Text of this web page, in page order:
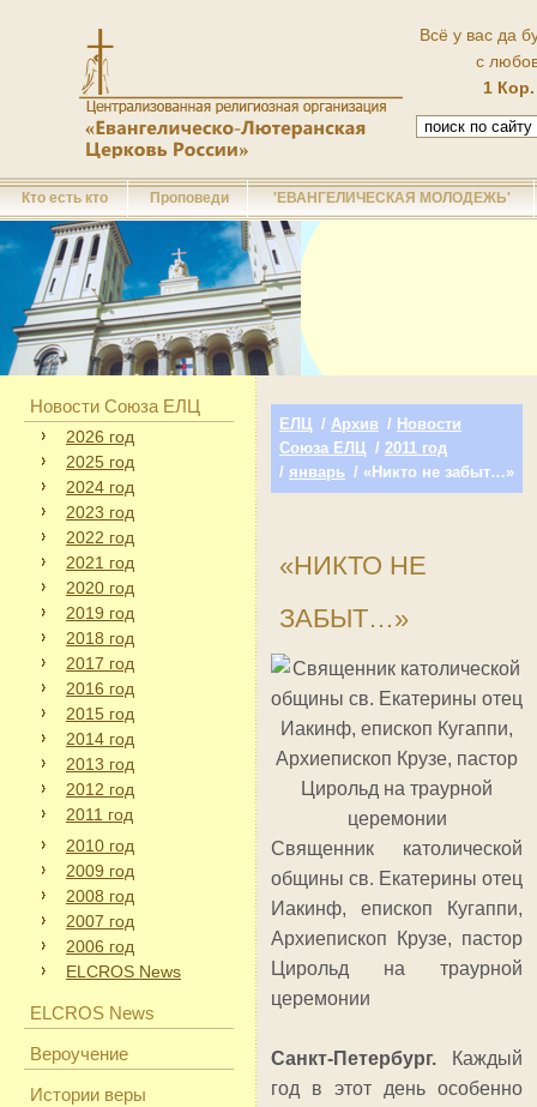
Всё у вас да
с
1
Кто есть кто Проповеди 'ЕВАНГЕЛИЧЕСКАЯ МОЛОДЕЖЬ'
Новости Союза ЕЛЦ
2026 год
2025 год
2024 год
2023 год
2022 год
2021 год
2020 год
2019 год
2018 год
2017 год
2016 год
2015 год
2014 год
2013 год
2012 год
2011 год
2010 год
2009 год
2008 год
2007 год
2006 год
ELCROS News
ELCROS News
Вероучение
Истории веры
ЕЛЦ / Архив / Новости
Союза ЕЛЦ / 2011 год
/ январь / «Никто не забыт…»
«НИКТО НЕ
ЗАБЫТ…»
Священник католической
общины св. Екатерины отец
Иакинф, епископ Кугаппи,
Архиепископ Крузе, пастор
Цирольд на траурной
церемонии
Санкт-Петербург. Каждый
год в этот день особенно